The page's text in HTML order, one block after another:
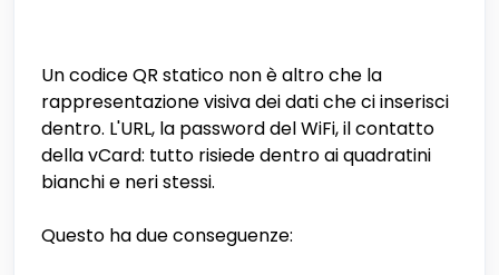
Un codice QR statico non è altro che la
rappresentazione visiva dei dati che ci inserisci
dentro. L'URL, la password del WiFi, il contatto
della vCard: tutto risiede dentro ai quadratini
bianchi e neri stessi.
Questo ha due conseguenze: